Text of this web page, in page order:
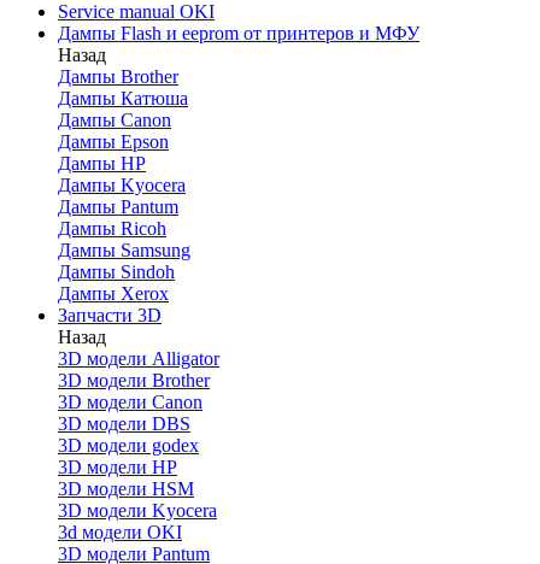
Service manual OKI
Дампы Flash и eeprom от принтеров и МФУ
Назад
Дaмпы Brother
Дампы Катюша
Дампы Canon
Дампы Epson
Дампы HP
Дампы Kyocera
Дампы Pantum
Дампы Ricoh
Дампы Samsung
Дампы Sindoh
Дампы Xerox
Запчасти 3D
Назад
3D модели Alligator
3D модели Brother
3D модели Canon
3D модели DBS
3D модели godex
3D модели HP
3D модели HSM
3D модели Kyocera
3d модели OKI
3D модели Pantum